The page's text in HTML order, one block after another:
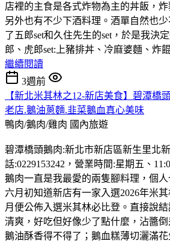
店裡的主食是各式炸物為主的丼飯，
另外也有不少下酒料理。酒單自然也
了五郎set和久住先生的set，於是我決
郎、虎郎set:上豬排丼、冷麻婆麵、炸
繼續閱讀
3週前
【新北米其林之12-新店美食】碧潭橋
老店.鵝油蔥麵.韭菜鵝血真心美味
鴨肉/鵝肉/雞肉 國內旅遊
碧潭橋頭鵝肉:新北市新店區新生里北
話:0229153242，營業時間:星期五、
鵝肉一直是我最愛的兩隻腳料理，個
六月初知道新店有一家入選2026年米
月便公佈入選米其林必比登。直接說
清爽，好吃但好像少了點什麼，沾醬
鵝油酥香得不得了；鵝血糕薄切灑滿